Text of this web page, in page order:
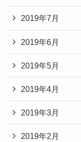
2019年7月
2019年6月
2019年5月
2019年4月
2019年3月
2019年2月